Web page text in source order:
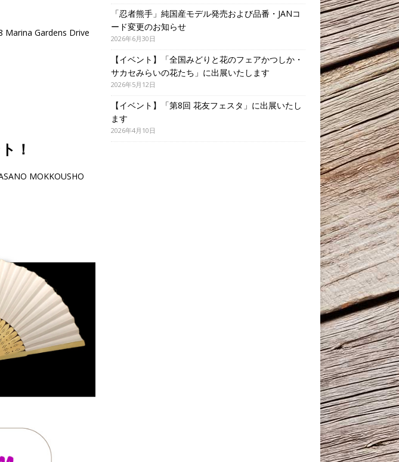
Marina Gardens Drive
！
MOKKOUSHO
「忍者熊手」純国産モデル発売および品番・JANコ
ード変更のお知らせ
2026年6月30日
【イベント】「全国みどりと花のフェアかつしか・
サカセみらいの花たち」に出展いたします
2026年5月12日
【イベント】「第8回 花友フェスタ」に出展いたし
ます
2026年4月10日